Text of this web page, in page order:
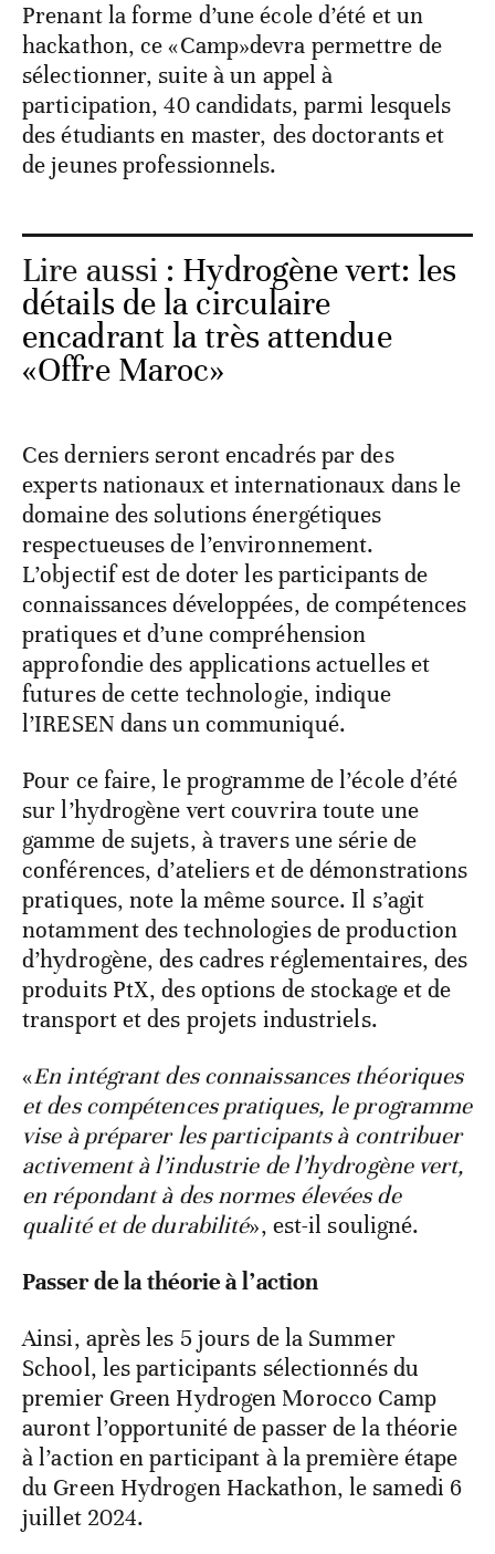
Prenant la forme d’une école d’été et un
hackathon, ce «Camp»devra permettre de
sélectionner, suite à un appel à
participation, 40 candidats, parmi lesquels
des étudiants en master, des doctorants et
de jeunes professionnels.
Lire aussi : Hydrogène vert: les
détails de la circulaire
encadrant la très attendue
«Offre Maroc»
Ces derniers seront encadrés par des
experts nationaux et internationaux dans le
domaine des solutions énergétiques
respectueuses de l’environnement.
L’objectif est de doter les participants de
connaissances développées, de compétences
pratiques et d’une compréhension
approfondie des applications actuelles et
futures de cette technologie, indique
l’IRESEN dans un communiqué.
Pour ce faire, le programme de l’école d’été
sur l’hydrogène vert couvrira toute une
gamme de sujets, à travers une série de
conférences, d’ateliers et de démonstrations
pratiques, note la même source. Il s’agit
notamment des technologies de production
d’hydrogène, des cadres réglementaires, des
produits PtX, des options de stockage et de
transport et des projets industriels.
«En intégrant des connaissances théoriques
et des compétences pratiques, le programme
vise à préparer les participants à contribuer
activement à l’industrie de l’hydrogène vert,
en répondant à des normes élevées de
qualité et de durabilité», est-il souligné.
Passer de la théorie à l’action
Ainsi, après les 5 jours de la Summer
School, les participants sélectionnés du
premier Green Hydrogen Morocco Camp
auront l’opportunité de passer de la théorie
à l’action en participant à la première étape
du Green Hydrogen Hackathon, le samedi 6
juillet 2024.